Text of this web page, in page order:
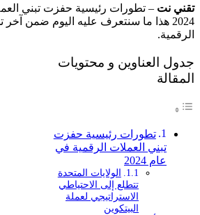
تقني نت – تطورات رئيسية حفزت تبني
2024 هذا ما سنتعرف عليه اليوم ضمن آخر
الرقمية.
جدول العناوين و محتويات
المقالة
تطورات رئيسية حفزت
تبني العملات الرقمية في
عام 2024
الولايات المتحدة
تتطلع إلى الاحتياطي
الاستراتيجي لعملة
البيتكوين